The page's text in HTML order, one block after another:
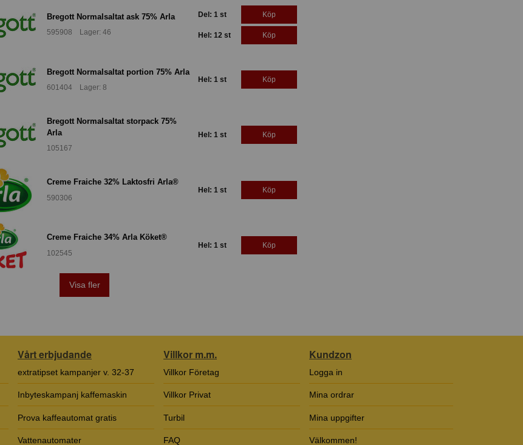
Bregott Normalsaltat ask 75% Arla
595908 Lager: 46
Del: 1 st Köp
Hel: 12 st Köp
Bregott Normalsaltat portion 75% Arla
601404 Lager: 8
Hel: 1 st Köp
Bregott Normalsaltat storpack 75%
Arla
105167
Hel: 1 st Köp
Creme Fraiche 32% Laktosfri Arla®
590306
Hel: 1 st Köp
Creme Fraiche 34% Arla Köket®
102545
Hel: 1 st Köp
Visa fler
Vårt erbjudande
extratipset kampanjer v. 32-37
Inbyteskampanj kaffemaskin
Prova kaffeautomat gratis
Vattenautomater
Villkor m.m.
Villkor Företag
Villkor Privat
Turbil
FAQ
Kundzon
Logga in
Mina ordrar
Mina uppgifter
Välkommen!